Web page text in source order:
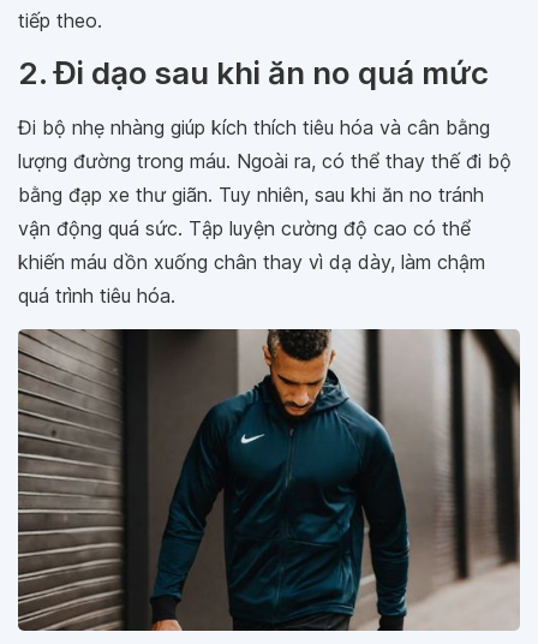
tiếp theo.
2. Đi dạo sau khi ăn no quá mức
Đi bộ nhẹ nhàng giúp kích thích tiêu hóa và cân bằng
lượng đường trong máu. Ngoài ra, có thể thay thế đi bộ
bằng đạp xe thư giãn. Tuy nhiên, sau khi ăn no tránh
vận động quá sức. Tập luyện cường độ cao có thể
khiến máu dồn xuống chân thay vì dạ dày, làm chậm
quá trình tiêu hóa.